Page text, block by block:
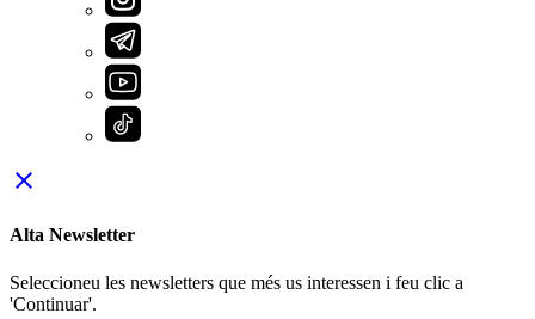
close
Alta Newsletter
Seleccioneu les newsletters que més us interessen i feu clic a
'Continuar'.